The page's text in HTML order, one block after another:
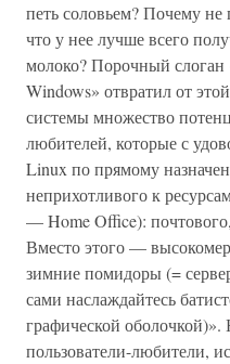
петь соловьем? Почему не
что у нее лучше всего
молоко? Порочный
Windows» отвратил от
системы множество
любителей, которые с
Linux по прямому
неприхотливого к
— Home Office):
Вместо этого —
зимние помидоры (=
сами наслаждайтесь
графической оболочкой)».
пользователи-любители,